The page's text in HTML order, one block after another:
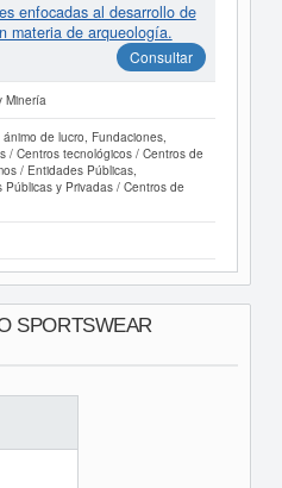
enfocadas al desarrollo de
materia de arqueología.
Consultar
Minería
de lucro, Fundaciones,
/ Centros tecnológicos / Centros de
/ Entidades Públicas,
Públicas y Privadas / Centros de
SPORTSWEAR